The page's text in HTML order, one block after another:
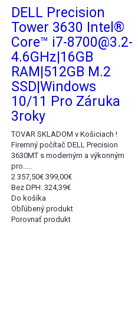
DELL Precision
Tower 3630 Intel®
Core™ i7-8700@3.2-
4.6GHz|16GB
RAM|512GB M.2
SSD|Windows
10/11 Pro Záruka
3roky
TOVAR SKLADOM v Košiciach !
Firemný počítač DELL Precision
3630MT s moderným a výkonným
pro.....
2 357,50€ 399,00€
Bez DPH: 324,39€
Do košíka
Obľúbený produkt
Porovnať produkt